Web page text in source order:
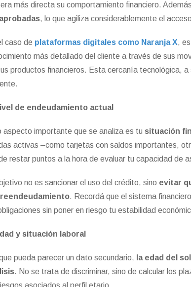
más directa su comportamiento financiero.
, lo que agiliza considerablemente el
caso de plataformas digitales como Naranja X,
más detallado del cliente a través de sus
productos financieros. Esta cercanía tecnológica,
de endeudamiento actual
aspecto importante que se analiza es tu situación
activas –como tarjetas con saldos importantes,
restar puntos a la hora de evaluar tu capacidad de
no es sancionar el uso del crédito, sino evitar
. Recordá que el sistema
sin poner en riesgo tu estabilidad
y situación laboral
pueda parecer un dato secundario,
la edad del
. No se trata de discriminar, sino de calcular los